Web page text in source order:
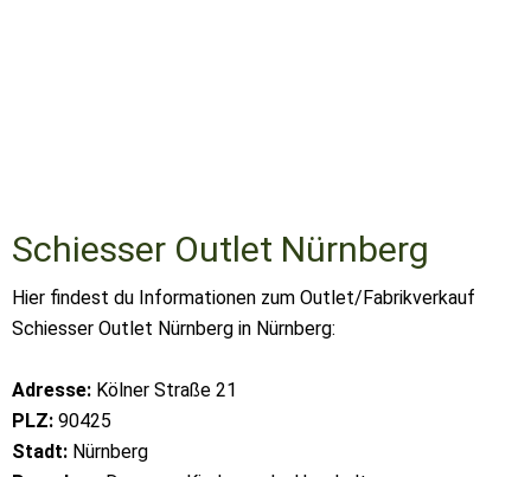
Schiesser Outlet Nürnberg
Hier findest du Informationen zum Outlet/Fabrikverkauf
Schiesser Outlet Nürnberg in Nürnberg:
Adresse: Kölner Straße 21
PLZ: 90425
Stadt: Nürnberg